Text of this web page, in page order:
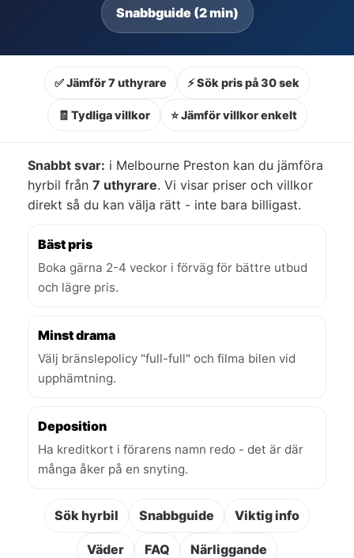
Snabbguide (2 min)
✅ Jämför 7 uthyrare ⚡ Sök pris på 30 sek
🧾 Tydliga villkor ⭐ Jämför villkor enkelt
Snabbt svar: i Melbourne Preston kan du jämföra
hyrbil från 7 uthyrare. Vi visar priser och villkor
direkt så du kan välja rätt - inte bara billigast.
Bäst pris
Boka gärna 2-4 veckor i förväg för bättre utbud
och lägre pris.
Minst drama
Välj bränslepolicy "full-full" och filma bilen vid
upphämtning.
Deposition
Ha kreditkort i förarens namn redo - det är där
många åker på en snyting.
Sök hyrbil Snabbguide Viktig info
Väder FAQ Närliggande